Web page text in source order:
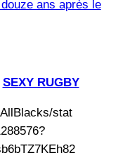
ans après le
SEXY RUGBY
stat